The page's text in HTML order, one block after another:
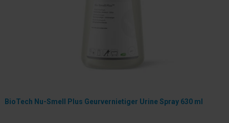
BioTech Nu-Smell Plus Geurvernietiger Urine Spray 630 ml